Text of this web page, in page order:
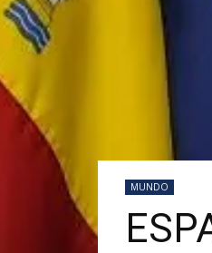
MUNDO